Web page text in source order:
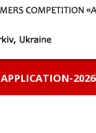
2026